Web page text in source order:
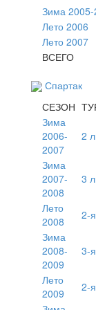
Зима 2005-
Лето 2006
Лето 2007
ВСЕГО
Спартак
СЕЗОН
Зима
2006-
2007
2
Зима
2007-
2008
3
Лето
2008
2-
Зима
2008-
2009
3-
Лето
2009
2-